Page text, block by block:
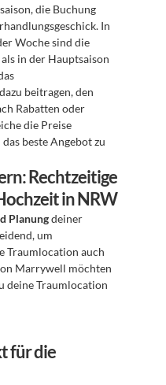
die Buchung
In
Woche sind die
in der Hauptsaison
beitragen, den
Rabatten oder
die Preise
beste Angebot zu
Rechtzeitige
in NRW
Planung deiner
um
Traumlocation auch
Marrywell möchten
deine Traumlocation
für die